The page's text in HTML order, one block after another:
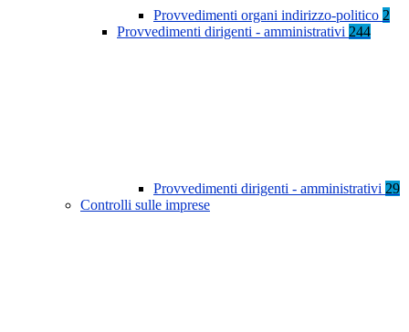
Provvedimenti organi indirizzo-politico 2
Provvedimenti dirigenti - amministrativi 244
Provvedimenti dirigenti - amministrativi 29
Controlli sulle imprese